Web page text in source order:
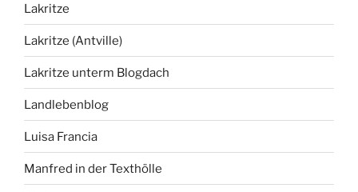
Lakritze
Lakritze (Antville)
Lakritze unterm Blogdach
Landlebenblog
Luisa Francia
Manfred in der Texthölle